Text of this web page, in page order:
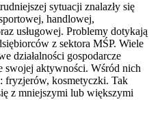
sytuacji znalazły się
handlowej,
usługowej. Problemy dotykają
z sektora MŚP. Wiele
działalności gospodarcze
swojej aktywności. Wśród nich
fryzjerów, kosmetyczki. Tak
z mniejszymi lub większymi